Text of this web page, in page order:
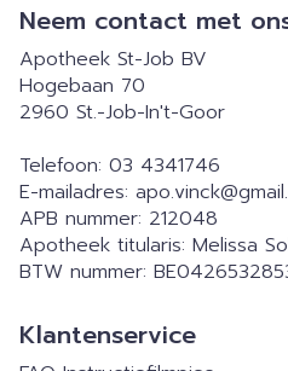
Neem contact met
Apotheek St-Job BV
Hogebaan 70
2960 St.-Job-In't-Goor
Telefoon: 03 4341746
E-mailadres: apo.vinck@
APB nummer: 212048
Apotheek titularis: Melissa
BTW nummer:
Klantenservice